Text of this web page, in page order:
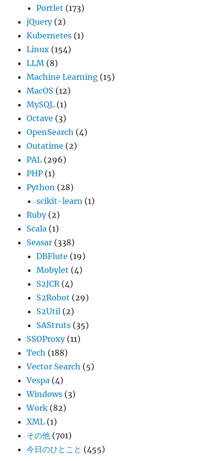
Portlet (173)
jQuery(2)
Kubernetes (1)
Linux (154)
LLM (8)
Machine Learning (15)
MacOS (12)
MySQL (1)
Octave (3)
OpenSearch (4)
Outatime (2)
PAL (296)
PHP (1)
Python (28)
scikit-learn (1)
Ruby(2)
Scala (1)
Seasar (338)
DBFlute (19)
Mobylet (4)
S2JCR(4)
S2Robot (29)
S2Util (2)
SAStruts (35)
SSOProxy(11)
Tech (188)
Vector Search (5)
Vespa (4)
Windows (3)
Work (82)
XML (1)
その他 (701)
今日のひとこと (455)